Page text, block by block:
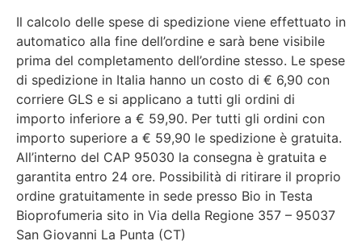
Il calcolo delle spese di spedizione viene effettuato in
automatico alla fine dell’ordine e sarà bene visibile
prima del completamento dell’ordine stesso. Le spese
di spedizione in Italia hanno un costo di € 6,90 con
corriere GLS e si applicano a tutti gli ordini di
importo inferiore a € 59,90. Per tutti gli ordini con
importo superiore a € 59,90 le spedizione è gratuita.
All’interno del CAP 95030 la consegna è gratuita e
garantita entro 24 ore. Possibilità di ritirare il proprio
ordine gratuitamente in sede presso Bio in Testa
Bioprofumeria sito in Via della Regione 357 – 95037
San Giovanni La Punta (CT)